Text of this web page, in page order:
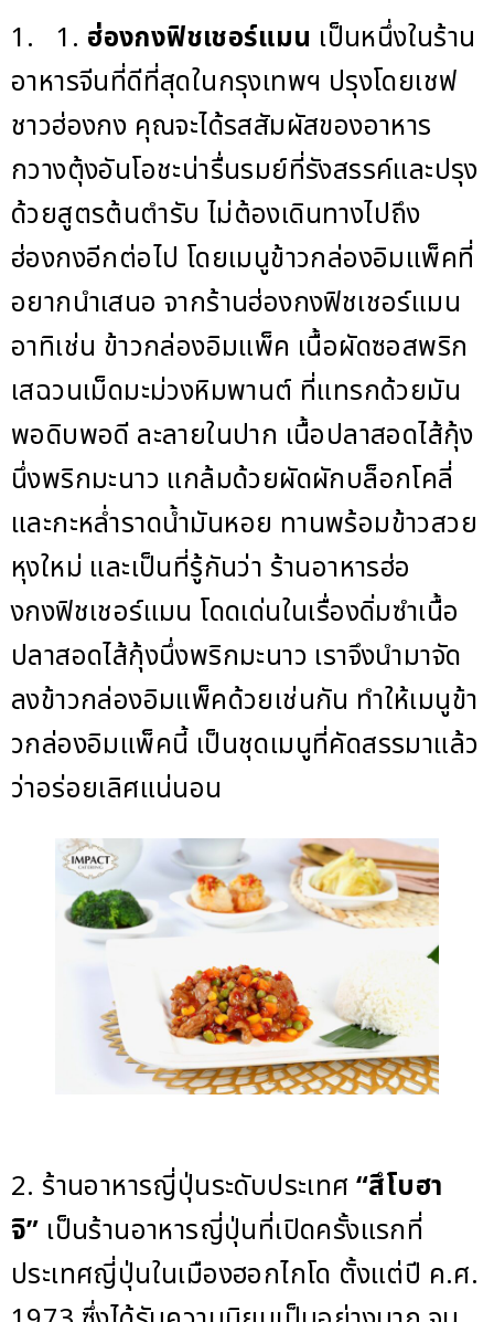
1. 1. ฮ่องกงฟิชเชอร์แมน เป็นหนึ่งในร้าน
อาหารจีนที่ดีที่สุดในกรุงเทพฯ ปรุงโดยเชฟ
ชาวฮ่องกง คุณจะได้รสสัมผัสของอาหาร
กวางตุ้งอันโอชะน่ารื่นรมย์ที่รังสรรค์และปรุง
ด้วยสูตรต้นตำรับ ไม่ต้องเดินทางไปถึง
ฮ่องกงอีกต่อไป โดยเมนูข้าวกล่องอิมแพ็คที่
อยากนำเสนอ จากร้านฮ่องกงฟิชเชอร์แมน
อาทิเช่น ข้าวกล่องอิมแพ็ค เนื้อผัดซอสพริก
เสฉวนเม็ดมะม่วงหิมพานต์ ที่แทรกด้วยมัน
พอดิบพอดี ละลายในปาก เนื้อปลาสอดไส้กุ้ง
นึ่งพริกมะนาว แกล้มด้วยผัดผักบล็อกโคลี่
และกะหล่ำราดน้ำมันหอย ทานพร้อมข้าวสวย
หุงใหม่ และเป็นที่รู้กันว่า ร้านอาหารฮ่อ
งกงฟิชเชอร์แมน โดดเด่นในเรื่องดิ่มซำเนื้อ
ปลาสอดไส้กุ้งนึ่งพริกมะนาว เราจึงนำมาจัด
ลงข้าวกล่องอิมแพ็คด้วยเช่นกัน ทำให้เมนูข้า
วกล่องอิมแพ็คนี้ เป็นชุดเมนูที่คัดสรรมาแล้ว
ว่าอร่อยเลิศแน่นอน
2. ร้านอาหารญี่ปุ่นระดับประเทศ “สึโบฮา
จิ” เป็นร้านอาหารญี่ปุ่นที่เปิดครั้งแรกที่
ประเทศญี่ปุ่นในเมืองฮอกไกโด ตั้งแต่ปี ค.ศ.